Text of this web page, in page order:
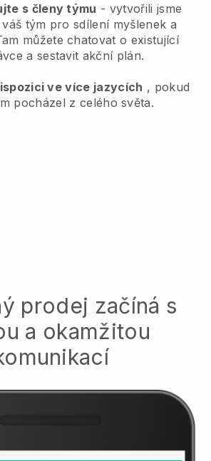
s členy týmu - vytvořili jsme
tým pro sdílení myšlenek a
můžete chatovat o existující
a sestavit akční plán.
ve více jazycích , pokud
pocházel z celého světa.
prodej začíná s
a okamžitou